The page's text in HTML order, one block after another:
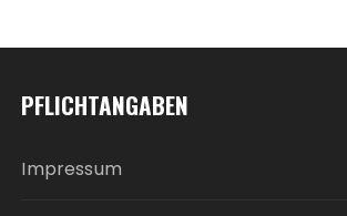
PFLICHTANGABEN
Impressum